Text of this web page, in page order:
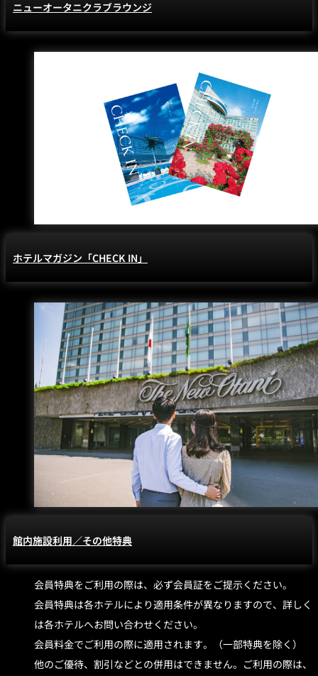
ニューオータニクラブラウンジ
ホテルマガジン「CHECK IN」
館内施設利用／その他特典
会員特典をご利用の際は、必ず会員証をご提示ください。
会員特典は各ホテルにより適用条件が異なりますので、詳しく
は各ホテルへお問い合わせください。
会員料金でご利用の際に適用されます。（一部特典を除く）
他のご優待、割引などとの併用はできません。ご利用の際は、